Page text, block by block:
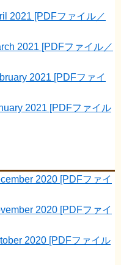
2021 [PDFファイル／
2021 [PDFファイル／
2021 [PDFファイ
2021 [PDFファイル
2020 [PDFファイ
2020 [PDFファイ
2020 [PDFファイル